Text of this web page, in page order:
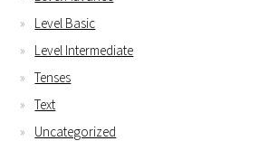
Level Basic
Level Intermediate
Tenses
Text
Uncategorized